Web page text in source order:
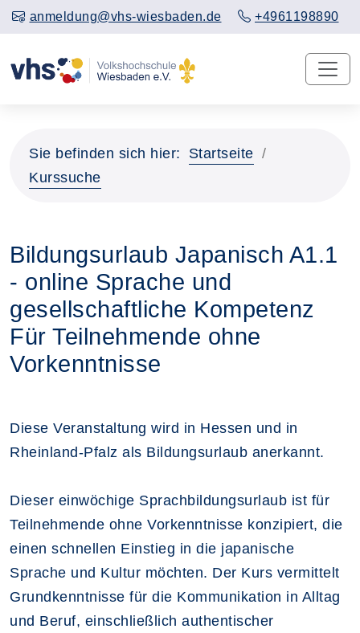
anmeldung@vhs-wiesbaden.de +4961198890
Sie befinden sich hier:
Startseite
Kurssuche
Bildungsurlaub Japanisch A1.1
- online Sprache und
gesellschaftliche Kompetenz
Für Teilnehmende ohne
Vorkenntnisse
Diese Veranstaltung wird in Hessen und in
Rheinland-Pfalz als Bildungsurlaub anerkannt.
Dieser einwöchige Sprachbildungsurlaub ist für
Teilnehmende ohne Vorkenntnisse konzipiert, die
einen schnellen Einstieg in die japanische
Sprache und Kultur möchten. Der Kurs vermittelt
Grundkenntnisse für die Kommunikation in Alltag
und Beruf, einschließlich authentischer